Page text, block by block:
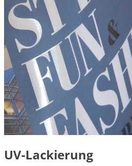
UV-Lackierung